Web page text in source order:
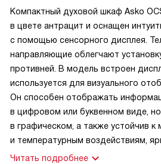
Компактный духовой шкаф Asko
в цвете антрацит и оснащен
с помощью сенсорного дисплея.
направляющие облегчают
противней. В модель встроен
используется для визуального
Он способен отображать
в цифровом или буквенном виде,
в графическом, а также устойчив к
и температурным воздействиям,
Читать подробнее